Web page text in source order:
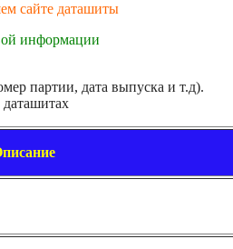
сайте даташиты
информации
партии, дата выпуска и т.д).